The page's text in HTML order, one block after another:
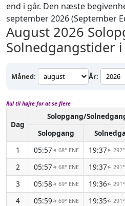
end i går. Den næste
september 2026 (September
August 2026
Solnedgangstider
Måned: År:
Rul til højre for at se flere
Dag
Solopgang/
Solopgang
1
05:57↑ 68° ENE 19:37↑
2
05:57↑ 68° ENE 19:37↑
3
05:58↑ 69° ENE 19:36↑
4
05:59↑ 69° ENE 19:35↑